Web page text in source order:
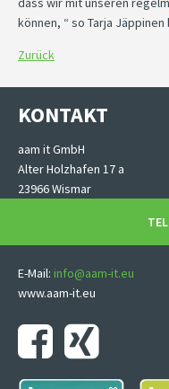
können, “ so Tarja
Zurück
KONTAKT
aam it GmbH
Alter Holzhafen 17 a
23966 Wismar
E-Mail: info@aam-it.eu
www.aam-it.eu